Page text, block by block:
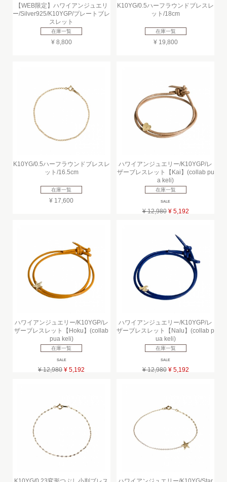
【WEB限定】ハワイアンジュエリ
ー/Silver925/K10YGP/プレートブレ
スレット
在庫一覧
¥ 8,800
K10YG/0.5ハーフラウンドブレスレ
ット/18cm
在庫一覧
¥ 19,800
K10YG/0.5ハーフラウンドブレスレ
ット/16.5cm
在庫一覧
¥ 17,600
ハワイアンジュエリー/K10YGP/レ
ザーブレスレット【Kai】(collab pu
a keli)
在庫一覧
SALE
¥ 12,980 ¥ 5,192
ハワイアンジュエリー/K10YGP/レ
ザーブレスレット【Hoku】(collab
pua keli)
在庫一覧
SALE
¥ 12,980 ¥ 5,192
ハワイアンジュエリー/K10YGP/レ
ザーブレスレット【Nalu】(collab p
ua keli)
在庫一覧
SALE
¥ 12,980 ¥ 5,192